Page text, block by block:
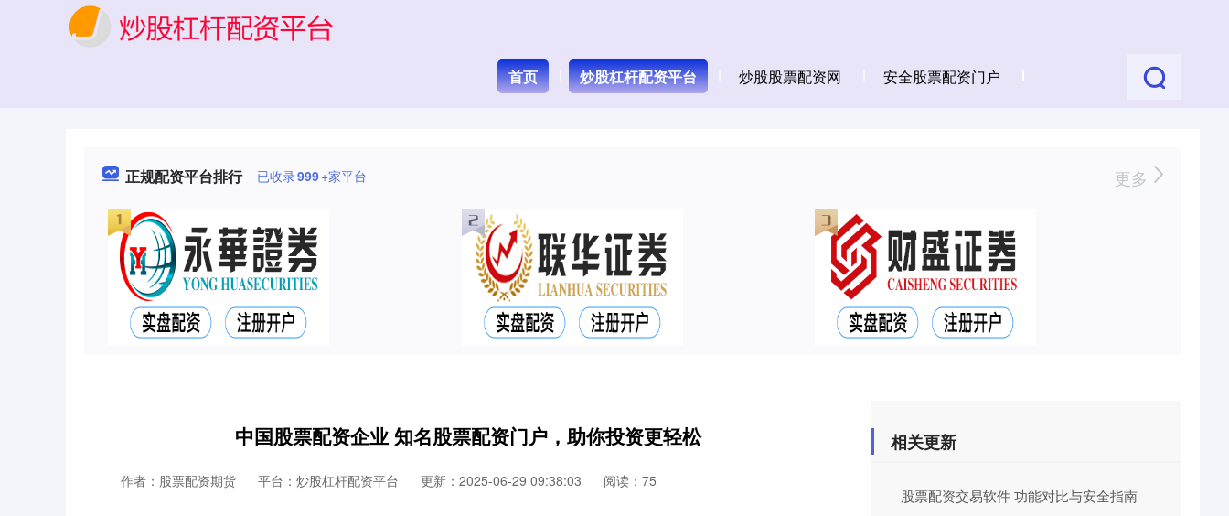
首页 炒股杠杆配资平台 炒股股票配资网 安全股票配资门户
正规配资平台排行 已收录999+家平台 更多
中国股票配资企业 知名股票配资门户，助你投资更轻松
作者：股票配资期货 平台：炒股杠杆配资平台 更新：2025-06-29 09:38:03 阅读：75
相关更新
股票配资交易软件 功能对比与安全指南